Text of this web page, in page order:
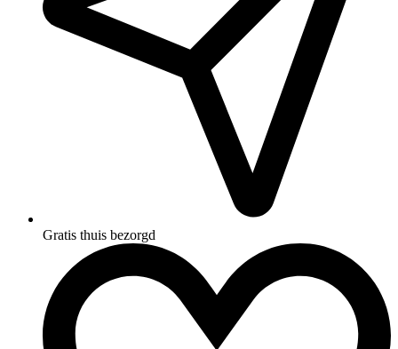
Gratis thuis bezorgd